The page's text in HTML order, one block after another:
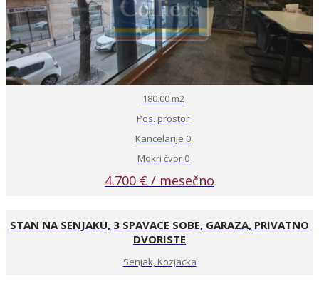
180.00 m2
Pos. prostor
Kancelarije 0
Mokri čvor 0
4.700 € / mesečno
STAN NA SENJAKU, 3 SPAVACE SOBE, GARAZA, PRIVATNO
DVORISTE
Senjak, Kozjacka